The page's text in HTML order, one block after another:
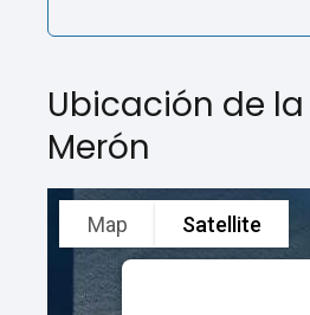
Ubicación de
Merón
Map Satellite